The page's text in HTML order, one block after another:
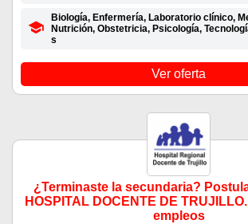
Biología, Enfermería, Laboratorio clínico,
Nutrición, Obstetricia, Psicología,
s
Ver oferta
¿Terminaste la secundaria?
HOSPITAL DOCENTE DE
empleos